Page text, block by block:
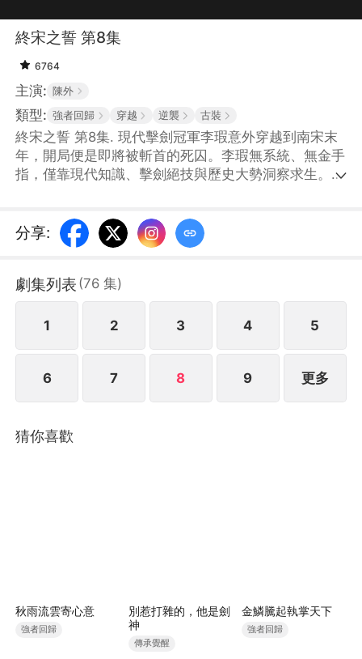
終宋之誓 第8集
6764
主演: 陳外
類型: 強者回歸 穿越 逆襲 古裝
終宋之誓 第8集. 現代擊劍冠軍李瑕意外穿越到南宋末
年，開局便是即將被斬首的死囚。李瑕無系統、無金手
指，僅靠現代知識、擊劍絕技與歷史大勢洞察求生。他
踏上九死一生的征途。
分享:
劇集列表 (76 集)
1 2 3 4 5
6 7 8 9 更多
猜你喜歡
秋雨流雲寄心意
強者回歸
別惹打雜的，他是劍
神
傳承覺醒
金鱗騰起執掌天下
強者回歸